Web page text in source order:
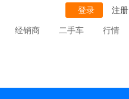
登录 注册
经销商 二手车 行情